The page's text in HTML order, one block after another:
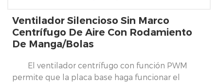
Ventilador Silencioso Sin Marco
Centrífugo De Aire Con Rodamiento
De Manga/bolas
El ventilador centrífugo con función PWM
permite que la placa base haga funcionar el